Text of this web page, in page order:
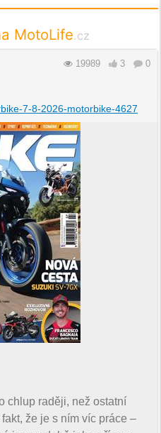
MotoLife.cz
19989 3 0
7-8-2026-motorbike-4627
chlup raději, než ostatní
že je s ním víc práce –